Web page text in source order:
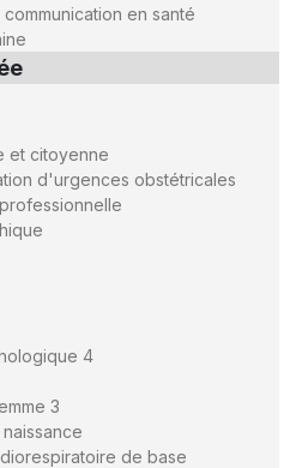
en santé
et citoyenne
d'urgences obstétricales
4
3
de base